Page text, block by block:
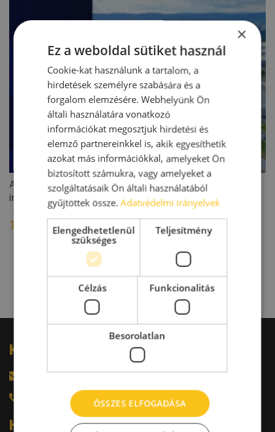
A BIEF 2026 második negyedéves ipari/logisztikai
ingatlanoiaci jelentése
További raktárpiaci hírek »
Kérdésed van?
harkacsi@raktarkereso.hu
+36 30 644 76 55
Hírlevél
×
Ez a weboldal sütiket használ
Cookie-kat használunk a tartalom, a
hirdetések személyre szabására és a
forgalom elemzésére. Webhelyünk Ön
általi használatára vonatkozó
információkat megosztjuk hirdetési és
elemző partnereinkkel is, akik egyesíthetik
azokat más információkkal, amelyeket Ön
biztosított számukra, vagy amelyeket a
szolgáltatásaik Ön általi használatából
gyűjtöttek össze.Adatvédelmi irányelvek
Elengedhetetlenül
szükséges
Teljesítmény
Célzás Funkcionalitás
Besorolatlan
ÖSSZES ELFOGADÁSA